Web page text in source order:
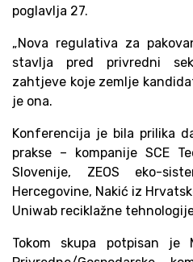
poglavlja 27.
„Nova regulativa za
stavlja pred privredni
zahtjeve koje zemlje
je ona.
Konferencija je bila prilika
prakse – kompanije SCE
Slovenije, ZEOS eko-
Hercegovine, Nakić iz
Uniwab reciklažne
Tokom skupa potpisan je